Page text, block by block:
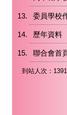
委員學校
歷年資料
聯合會首
到站人次：